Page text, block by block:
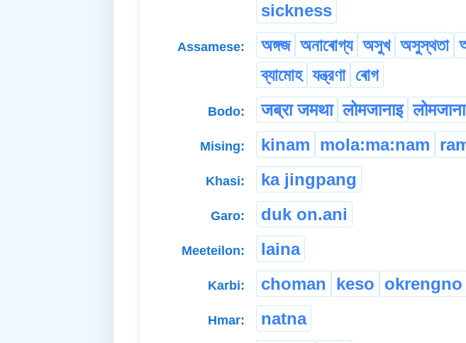
sickness
Assamese: অঙ্গজ অনাৰোগ্য অসুখ অসুস্থতা
ব্যামোহ যন্ত্রণা ৰোগ
Bodo: जब्रा जमथा लोमजानाइ
Mising: kinam mola:ma:nam
Khasi: ka jingpang
Garo: duk on.ani
Meeteilon: laina
Karbi: choman keso okrengno
Hmar: natna